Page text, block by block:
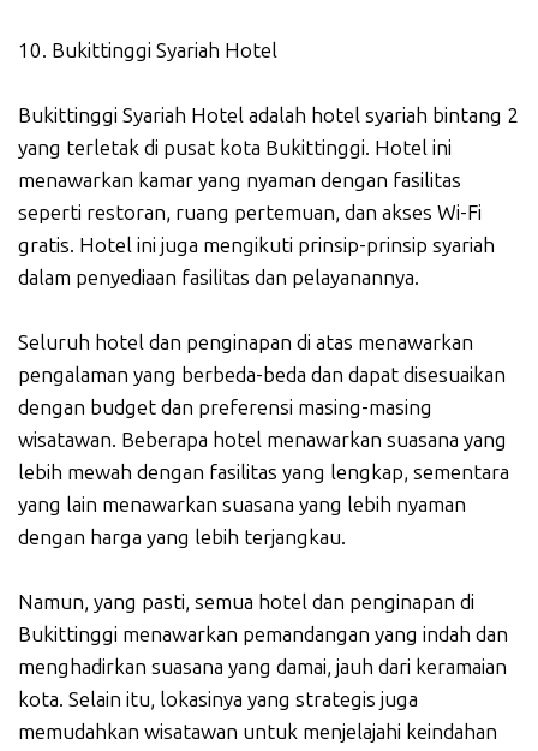
10. Bukittinggi Syariah Hotel
Bukittinggi Syariah Hotel adalah hotel syariah bintang 2
yang terletak di pusat kota Bukittinggi. Hotel ini
menawarkan kamar yang nyaman dengan fasilitas
seperti restoran, ruang pertemuan, dan akses Wi-Fi
gratis. Hotel ini juga mengikuti prinsip-prinsip syariah
dalam penyediaan fasilitas dan pelayanannya.
Seluruh hotel dan penginapan di atas menawarkan
pengalaman yang berbeda-beda dan dapat disesuaikan
dengan budget dan preferensi masing-masing
wisatawan. Beberapa hotel menawarkan suasana yang
lebih mewah dengan fasilitas yang lengkap, sementara
yang lain menawarkan suasana yang lebih nyaman
dengan harga yang lebih terjangkau.
Namun, yang pasti, semua hotel dan penginapan di
Bukittinggi menawarkan pemandangan yang indah dan
menghadirkan suasana yang damai, jauh dari keramaian
kota. Selain itu, lokasinya yang strategis juga
memudahkan wisatawan untuk menjelajahi keindahan